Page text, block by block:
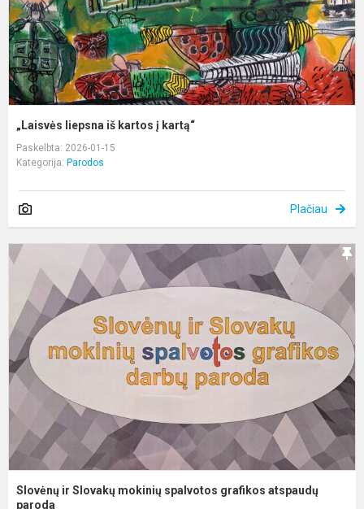
„Laisvės liepsna iš kartos į kartą“
Paskelbta: 2026-01-15
Kategorija: Parodos
Plačiau
Slovėnų ir Slovakų mokinių spalvotos grafikos atspaudų
paroda